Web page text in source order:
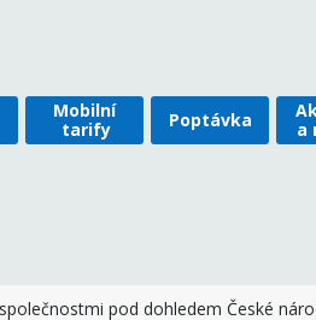
Mobilní
tarify
Poptávka
a
pod dohledem České